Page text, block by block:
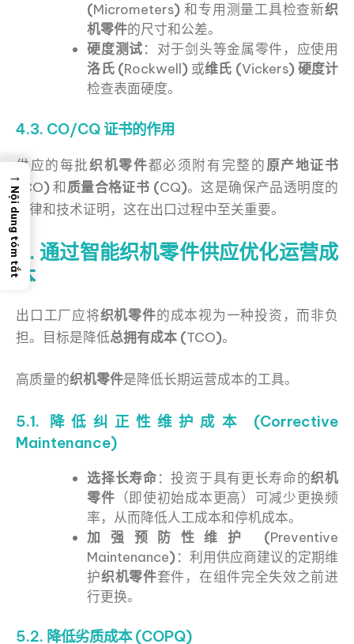
(Micrometers) 和专用测量工具检查新织
机零件的尺寸和公差。
硬度测试：对于剑头等金属零件，应使用
洛氏 (Rockwell)或维氏 (Vickers) 硬度计
检查表面硬度。
4.3. CO/CQ 证书的作用
供应的每批织机零件都必须附有完整的原产地证书
(
CO)和质量合格证书 (CQ)。这是确保产品透明度的
法律和技术证明，这在出口过程中至关重要。
5. 通过智能织机零件供应优化运营成
本
出口工厂应将织机零件的成本视为一种投资，而非负
担。目标是降低总拥有成本 (TCO)。
高质量的织机零件是降低长期运营成本的工具。
5.1. 降低纠正性维护成本 (Corrective
Maintenance)
选择长寿命：投资于具有更长寿命的织机
零件 （即使初始成本更高）可减少更换频
率，从而降低人工成本和停机成本。
加强预防性维护 (Preventive
Maintenance)：利用供应商建议的定期维
护织机零件套件，在组件完全失效之前进
行更换。
5.2. 降低劣质成本 (COPQ)
→
Nội dung tóm tắt